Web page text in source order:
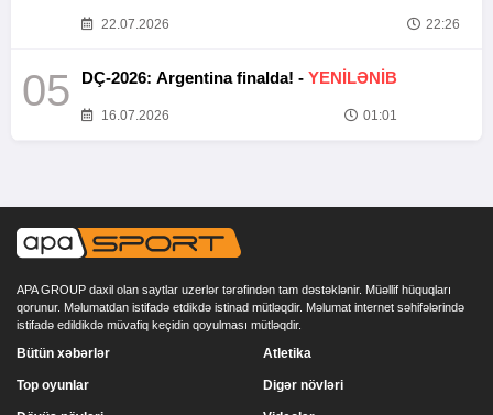
22.07.2026 22:26
05 DÇ-2026: Argentina finalda! - YENİLƏNİB
16.07.2026 01:01
APA GROUP daxil olan saytlar uzerlər tərəfindən tam dəstəklənir. Müəllif hüquqları
qorunur. Məlumatdan istifadə etdikdə istinad mütləqdir. Məlumat internet səhifələrində
istifadə edildikdə müvafiq keçidin qoyulması mütləqdir.
Bütün xəbərlər
Top oyunlar
Atletika
Digər növləri